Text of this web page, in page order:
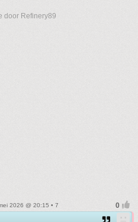
door Refinery89
2026 @ 20:15 • 7